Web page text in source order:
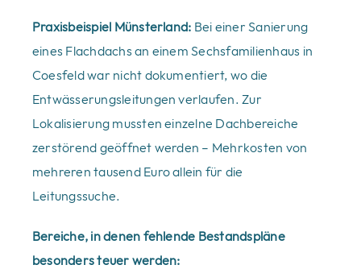
Praxisbeispiel Münsterland: Bei einer Sanierung
eines Flachdachs an einem Sechsfamilienhaus in
Coesfeld war nicht dokumentiert, wo die
Entwässerungsleitungen verlaufen. Zur
Lokalisierung mussten einzelne Dachbereiche
zerstörend geöffnet werden – Mehrkosten von
mehreren tausend Euro allein für die
Leitungssuche.
Bereiche, in denen fehlende Bestandspläne
besonders teuer werden: